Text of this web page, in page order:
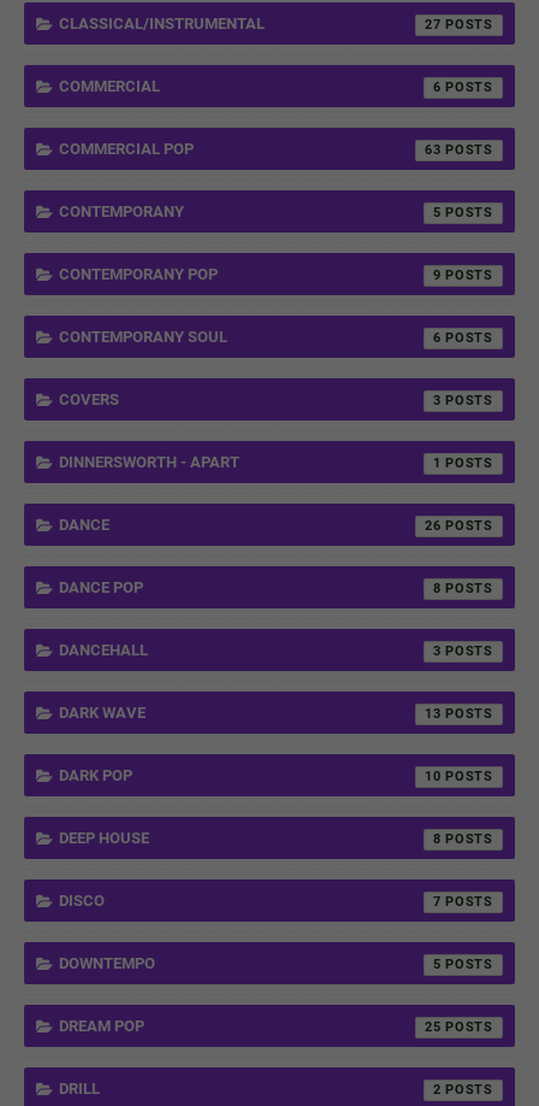
CLASSICAL/INSTRUMENTAL 27
COMMERCIAL 6
COMMERCIAL POP 63
CONTEMPORANY 5
CONTEMPORANY POP 9
CONTEMPORANY SOUL 6
COVERS 3
DINNERSWORTH - APART 1
DANCE 26
DANCE POP 8
DANCEHALL 3
DARK WAVE 13
DARK POP 10
DEEP HOUSE 8
DISCO 7
DOWNTEMPO 5
DREAM POP 25
DRILL 2